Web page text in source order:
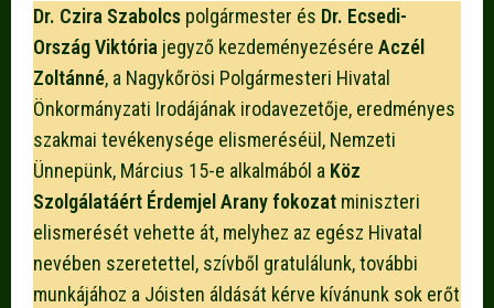
Dr. Czira Szabolcs polgármester és Dr. Ecsedi-
Ország Viktória jegyző kezdeményezésére Aczél
Zoltánné, a Nagykőrösi Polgármesteri Hivatal
Önkormányzati Irodájának irodavezetője, eredményes
szakmai tevékenysége elismeréséül, Nemzeti
Ünnepünk, Március 15-e alkalmából a Köz
Szolgálatáért Érdemjel Arany fokozat miniszteri
elismerését vehette át, melyhez az egész Hivatal
nevében szeretettel, szívből gratulálunk, további
munkájához a Jóisten áldását kérve kívánunk sok erőt